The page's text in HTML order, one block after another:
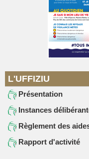
L'UFFIZIU
Présentation
Instances
Règlement des
Rapport d'activité